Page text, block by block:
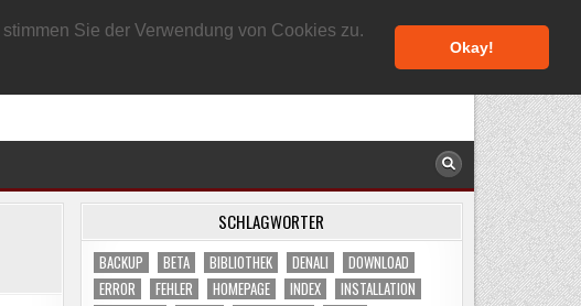
Sie der Verwendung von Cookies zu.
Okay!
PAGE 7. AUGUST 2026
SCHLAGWÖRTER
BACKUP BETA BIBLIOTHEK DENALI
DOWNLOAD
ERROR
FEHLER HOMEPAGE INDEX
INSTALLATION